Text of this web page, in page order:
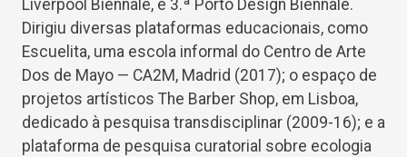
Liverpool Biennale, e 3.ª Porto Design Biennale.
Dirigiu diversas plataformas educacionais, como
Escuelita, uma escola informal do Centro de Arte
Dos de Mayo — CA2M, Madrid (2017); o espaço de
projetos artísticos The Barber Shop, em Lisboa,
dedicado à pesquisa transdisciplinar (2009-16); e a
plataforma de pesquisa curatorial sobre ecologia